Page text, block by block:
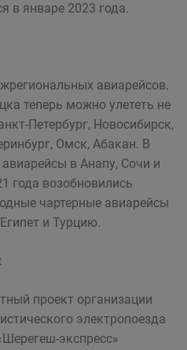
в январе 2023 года.
авиарейсов.
теперь можно улететь не
Петербург, Новосибирск,
Омск, Абакан. В
в Анапу, Сочи и
года возобновились
чартерные авиарейсы
и Турцию.
проект организации
электропоезда
экспресс»